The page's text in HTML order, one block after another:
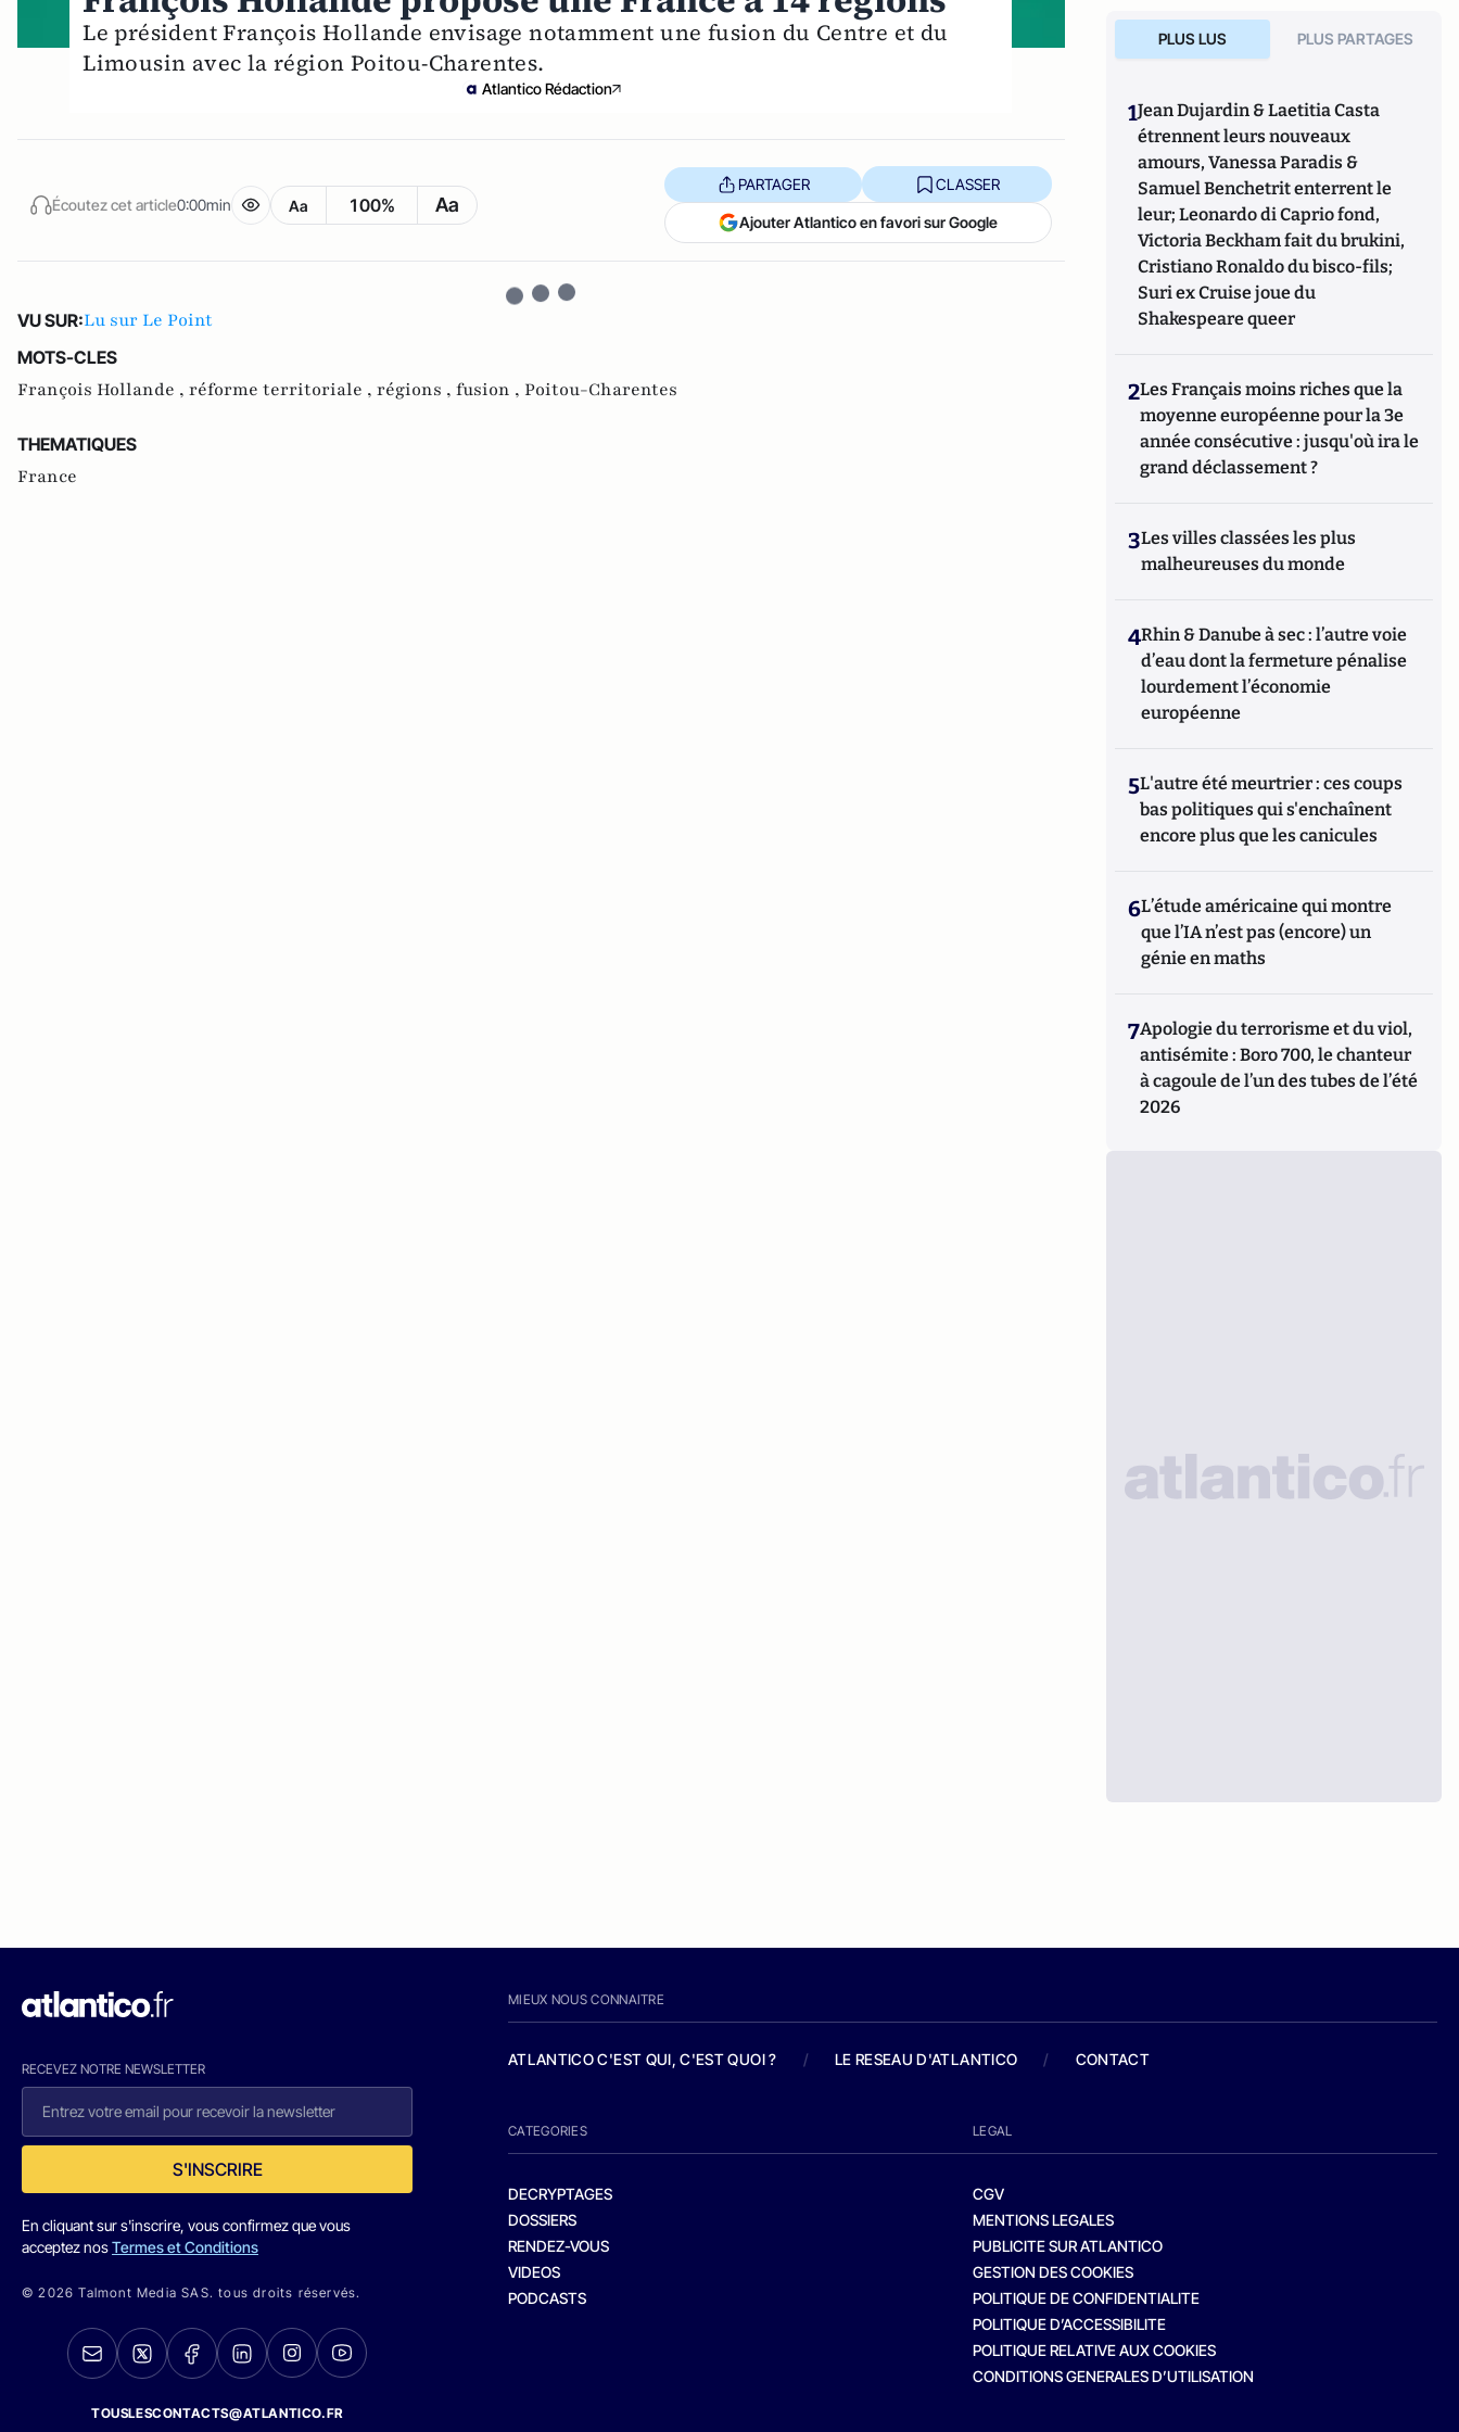
Le président François Hollande envisage notamment une fusion du Centre et du
Limousin avec la région Poitou-Charentes.
Atlantico Rédaction
Écoutez cet article0:00min Aa 100% Aa
PARTAGER CLASSER
Ajouter Atlantico en favori sur Google
VU SUR:Lu sur Le Point
MOTS-CLES
François Hollande , réforme territoriale , régions , fusion , Poitou-Charentes
THEMATIQUES
France
PLUS LUS PLUS PARTAGES
1Jean Dujardin & Laetitia Casta
étrennent leurs nouveaux
amours, Vanessa Paradis &
Samuel Benchetrit enterrent le
leur; Leonardo di Caprio fond,
Victoria Beckham fait du brukini,
Cristiano Ronaldo du bisco-fils;
Suri ex Cruise joue du
Shakespeare queer
2Les Français moins riches que la
moyenne européenne pour la 3e
année consécutive : jusqu'où ira le
grand déclassement ?
3Les villes classées les plus
malheureuses du monde
4Rhin & Danube à sec : l’autre voie
d’eau dont la fermeture pénalise
lourdement l’économie
européenne
5L'autre été meurtrier : ces coups
bas politiques qui s'enchaînent
encore plus que les canicules
6L’étude américaine qui montre
que l’IA n’est pas (encore) un
génie en maths
7Apologie du terrorisme et du viol,
antisémite : Boro 700, le chanteur
à cagoule de l’un des tubes de l’été
2026
RECEVEZ NOTRE NEWSLETTER
S'INSCRIRE
En cliquant sur s'inscrire, vous confirmez que vous
acceptez nosTermes et Conditions
© 2026 Talmont Media SAS. tous droits réservés.
TOUSLESCONTACTS@ATLANTICO.FR
MIEUX NOUS CONNAITRE
ATLANTICO C'EST QUI, C'EST QUOI ? / LE RESEAU D'ATLANTICO / CONTACT
CATEGORIES
DECRYPTAGES
DOSSIERS
RENDEZ-VOUS
VIDEOS
PODCASTS
LEGAL
CGV
MENTIONS LEGALES
PUBLICITE SUR ATLANTICO
GESTION DES COOKIES
POLITIQUE DE CONFIDENTIALITE
POLITIQUE D’ACCESSIBILITE
POLITIQUE RELATIVE AUX COOKIES
CONDITIONS GENERALES D’UTILISATION